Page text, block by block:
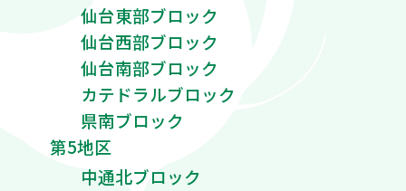
仙台東部ブロック
仙台西部ブロック
仙台南部ブロック
カテドラルブロック
県南ブロック
第5地区
中通北ブロック